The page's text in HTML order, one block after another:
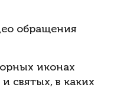
обращения
иконах
святых, в каких